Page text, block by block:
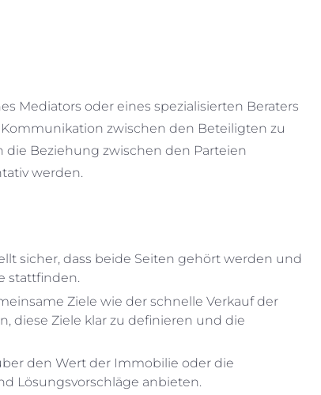
Mediators oder eines spezialisierten Beraters
zwischen den Beteiligten zu
Beziehung zwischen den Parteien
werden.
sicher, dass beide Seiten gehört werden und
stattfinden.
Ziele wie der schnelle Verkauf der
diese Ziele klar zu definieren und die
den Wert der Immobilie oder die
Lösungsvorschläge anbieten.